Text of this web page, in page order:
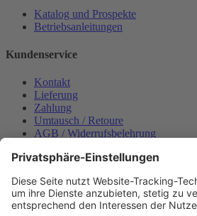
Katalog und Prospekte
Betriebsanleitungen
Kundenservice
Kontakt
Lieferung
Zahlung
Umtausch / Retoure
AGB / Widerrufsbelehrung
Datenschutzerklärung
Bestellung widerrufen
Mein konto